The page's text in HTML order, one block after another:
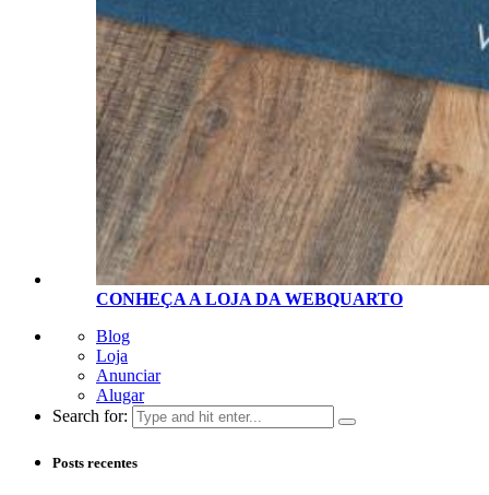
CONHEÇA A LOJA DA WEBQUARTO
Blog
Loja
Anunciar
Alugar
Search for:
Posts recentes